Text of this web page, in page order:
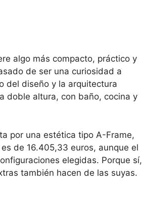
algo más compacto, práctico y
de ser una curiosidad a
del diseño y la arquitectura
doble altura, con baño, cocina y
por una estética tipo A-Frame,
de 16.405,33 euros, aunque el
elegidas. Porque sí,
también hacen de las suyas.